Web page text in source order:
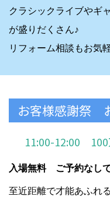
クラシックライブやギ
が盛りだくさん♪
リフォーム相談もお気
お客様感謝祭
11:00-12:00 100
入場無料 ご予約なし
至近距離で才能あふれ